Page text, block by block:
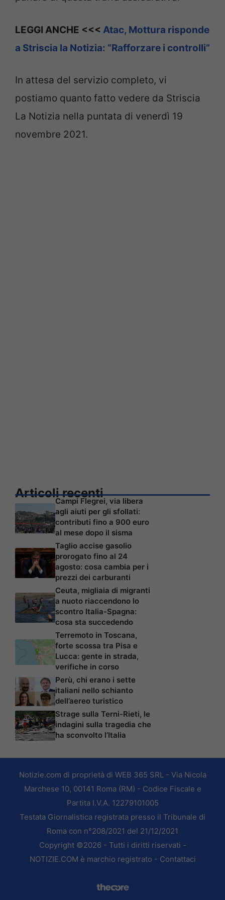
LEGGI ANCHE <<< Atac, Mottura risponde
a Striscia la Notizia: “Rafforzare i controlli”
In attesa del servizio completo, vi
postiamo quanto fatto vedere da Striscia
La Notizia nella puntata di venerdì 19
novembre 2021.
Articoli recenti
Campi Flegrei, via libera
agli aiuti per gli sfollati:
contributi fino a 900 euro
al mese dopo il sisma
Taglio accise gasolio
prorogato fino al 24
agosto: cosa cambia per i
prezzi dei carburanti
Ceuta, migliaia di migranti
a nuoto riaccendono lo
scontro Italia-Spagna:
cosa sta succedendo
Terremoto in Toscana,
forte scossa tra Pisa e
Lucca: gente in strada,
verifiche in corso
Perù, chi erano i sette
italiani nello schianto
dell’aereo turistico
Strage sulla Terni-Rieti, le
indagini sulla tragedia che
ha sconvolto l’Italia
Notizie.com di proprietà di WEB 365 SRL - Via Nicola
Marchese 10, 00141 Roma (RM) - Codice Fiscale e
Partita I.V.A. 12279101005
Testata Giornalistica registrata presso il Tribunale di
Roma con n°208/2021 del 21/12/2021
Copyright ©2026 - Tutti i diritti riservati -
NOTIZIE.COM è marchio registrato - Contattaci